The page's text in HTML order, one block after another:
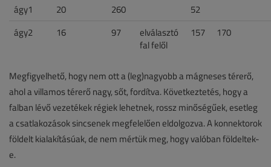
ágy1
20 260
52
ágy2
16 97
elválasztó
fal felől
157 170
Megfigyelhető, hogy nem ott a (leg)nagyobb a mágneses térerő,
ahol a villamos térerő nagy, sőt, fordítva. Következtetés, hogy a
falban lévő vezetékek régiek lehetnek, rossz minőségűek, esetleg
a csatlakozások sincsenek megfelelően eldolgozva. A konnektorok
földelt kialakításúak, de nem mértük meg, hogy valóban földeltek-
e.